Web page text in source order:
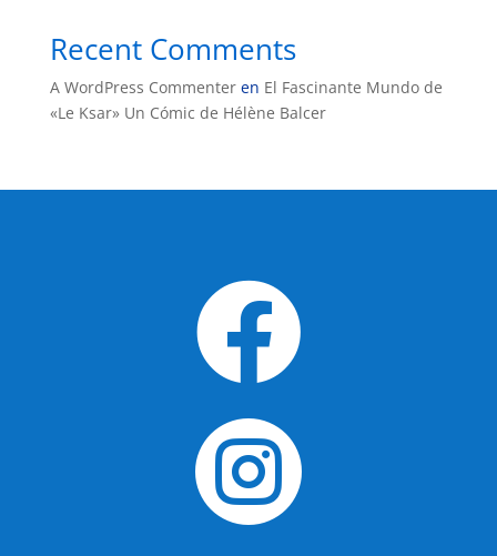
Recent Comments
A WordPress Commenteren El Fascinante Mundo de
«Le Ksar» Un Cómic de Hélène Balcer

